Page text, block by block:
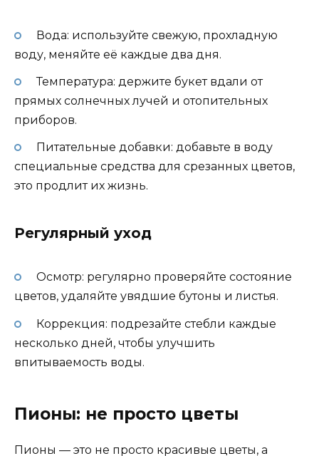
Вода: используйте свежую, прохладную
воду, меняйте её каждые два дня.
Температура: держите букет вдали от
прямых солнечных лучей и отопительных
приборов.
Питательные добавки: добавьте в воду
специальные средства для срезанных цветов,
это продлит их жизнь.
Регулярный уход
Осмотр: регулярно проверяйте состояние
цветов, удаляйте увядшие бутоны и листья.
Коррекция: подрезайте стебли каждые
несколько дней, чтобы улучшить
впитываемость воды.
Пионы: не просто цветы
Пионы — это не просто красивые цветы, а